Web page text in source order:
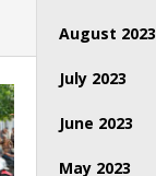
August 2023
July 2023
June 2023
May 2023